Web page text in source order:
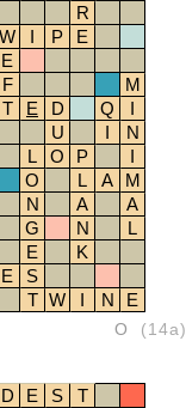
R
W I P
E
E
F
M
T E D Q
I
U I
N
L O P
I
O L A
M
N A
A
G N
L
E
K
E
S
T W I N E
O (14a)
D E S
T